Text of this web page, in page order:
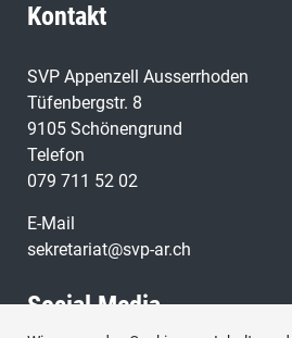
Kontakt
SVP Appenzell Ausserrhoden
Tüfenbergstr. 8
9105 Schönengrund
Telefon
079 711 52 02
E-Mail
sekretariat@svp-ar.ch
Social Media